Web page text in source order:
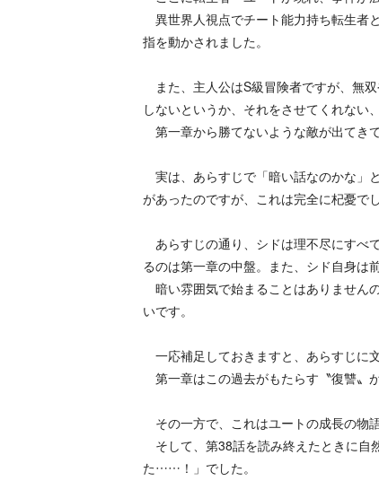
異世界人視点でチート能力持ち転生者
指を動かされました。
また、主人公はS級冒険者ですが、無
しないというか、それをさせてくれない
第一章から勝てないような敵が出てき
実は、あらすじで「暗い話なのかな」
があったのですが、これは完全に杞憂でし
あらすじの通り、シドは理不尽にすべ
るのは第一章の中盤。また、シド自身は
暗い雰囲気で始まることはありません
いです。
一応補足しておきますと、あらすじに
第一章はこの過去がもたらす〝復讐〟
その一方で、これはユートの成長の物
そして、第38話を読み終えたときに自
た……！」でした。